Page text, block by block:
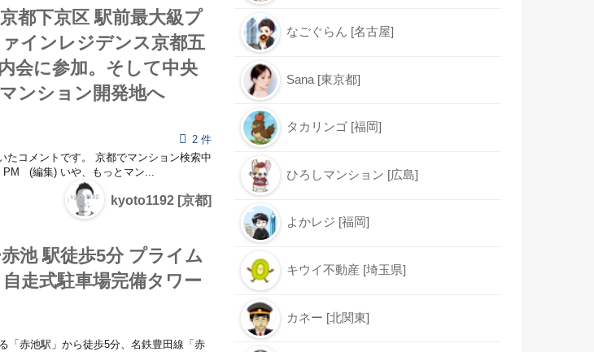
都下京区 駅前最大級プ
インレジデンス京都五
会に参加。そして中央
ンション開発地へ
2 件
コメントです。 京都でマンション検索中
PM (編集) いや、もっとマン...
kyoto1192 [京都]
池 駅徒歩5分 プライム
走式駐車場完備タワー
「赤池駅」から徒歩5分、名鉄豊田線「赤
なごぐらん [名古屋]
Sana [東京都]
タカリンゴ [福岡]
ひろしマンション [広島]
よかレジ [福岡]
キウイ不動産 [埼玉県]
カネー [北関東]